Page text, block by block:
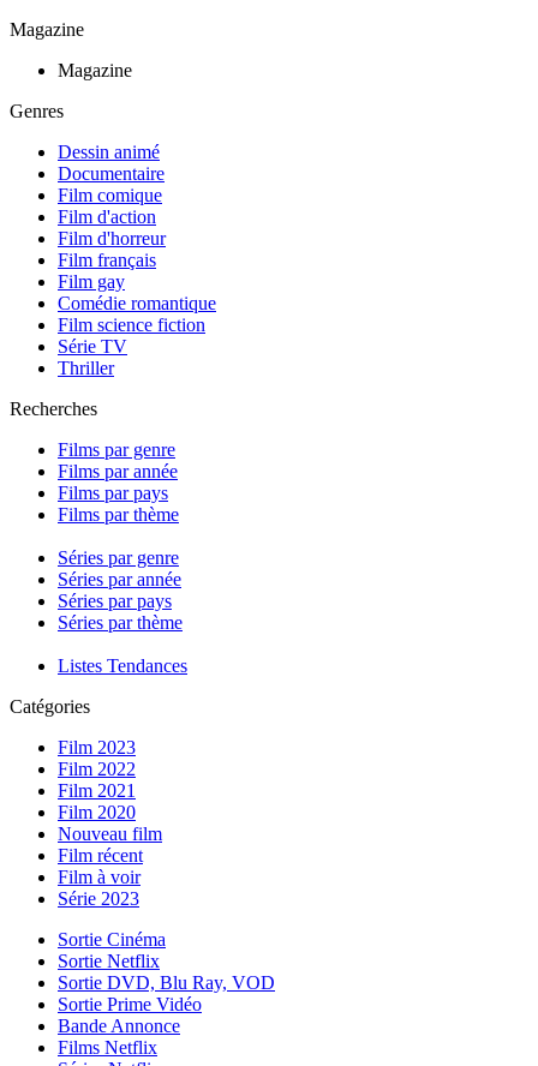
Magazine
Magazine
Genres
Dessin animé
Documentaire
Film comique
Film d'action
Film d'horreur
Film français
Film gay
Comédie romantique
Film science fiction
Série TV
Thriller
Recherches
Films par genre
Films par année
Films par pays
Films par thème
Séries par genre
Séries par année
Séries par pays
Séries par thème
Listes Tendances
Catégories
Film 2023
Film 2022
Film 2021
Film 2020
Nouveau film
Film récent
Film à voir
Série 2023
Sortie Cinéma
Sortie Netflix
Sortie DVD, Blu Ray, VOD
Sortie Prime Vidéo
Bande Annonce
Films Netflix